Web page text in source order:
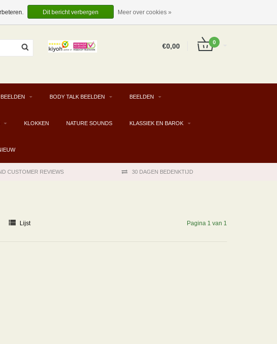
INLOGGEN
EUR
€0,00 0
BODY TALK BEELDEN BEELDEN
KLOKKEN NATURE SOUNDS KLASSIEK EN BAROK
CUSTOMER REVIEWS 30 DAGEN BEDENKTIJD
Lijst Pagina 1 van 1
Dit bericht verbergen Meer over cookies »